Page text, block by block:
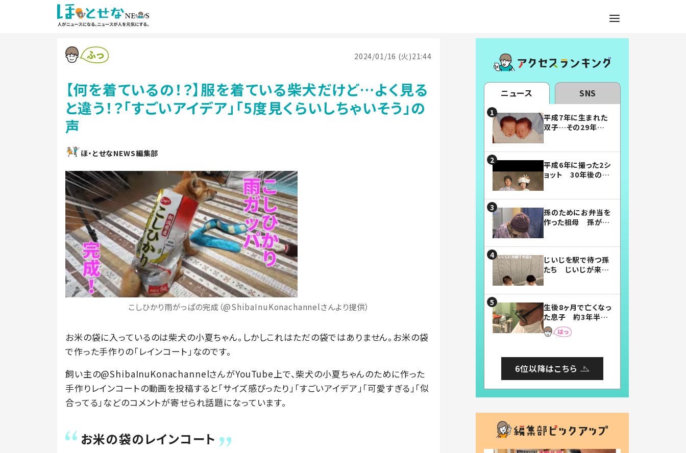
2024/01/16 (火)21:44
【何を着ているの！？】服を着ている柴犬だけど…よく見る
と違う！？「すごいアイデア」「5度見くらいしちゃいそう」の
声
ほ・とせなNEWS編集部
こしひかり雨がっぱの完成（@ShibaInuKonachannelさんより提供）
お米の袋に入っているのは柴犬の小夏ちゃん。しかしこれはただの袋ではありません。お米の袋
で作った手作りの「レインコート」なのです。
飼い主の@ShibaInuKonachannelさんがYouTube上で、柴犬の小夏ちゃんのために作った
手作りレインコートの動画を投稿すると「サイズ感ぴったり」「すごいアイデア」「可愛すぎる」「似
合ってる」などのコメントが寄せられ話題になっています。
お米の袋のレインコート
ニュース SNS
平成7年に生まれた
双子…その29年後
平成6年に撮った2シ
ョット 30年後の姿
孫のためにお弁当を
作った祖母 孫が絶
じいじを駅で待つ孫
たち じいじが来た
まらない」「幸せにな
れる」
生後8ヶ月で亡くなっ
た息子 約3年半
後、当時の妻の日記
に書いてあった本音
6位以降はこちら